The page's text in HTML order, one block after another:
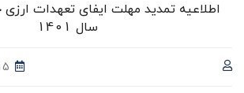
اطلاعیه تمدید مهلت ایفای تعهدات
سال 1401
15 مهر